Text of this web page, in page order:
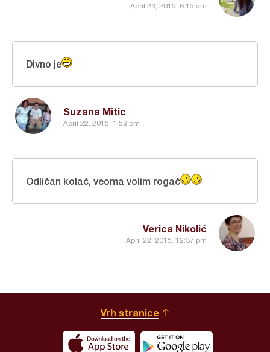
April 23, 2015, 6:15 am
Suzana Mitic
April 22, 2015, 1:59 pm
Divno je
Verica Nikolić
April 22, 2015, 12:37 pm
Odličan kolač, veoma volim rogač
Vrh stranice